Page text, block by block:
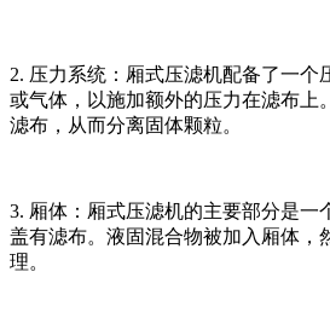
2. 压力系统：厢式压滤机配备了一个
或气体，以施加额外的压力在滤布上
滤布，从而分离固体颗粒。
3. 厢体：厢式压滤机的主要部分是一
盖有滤布。液固混合物被加入厢体，
理。